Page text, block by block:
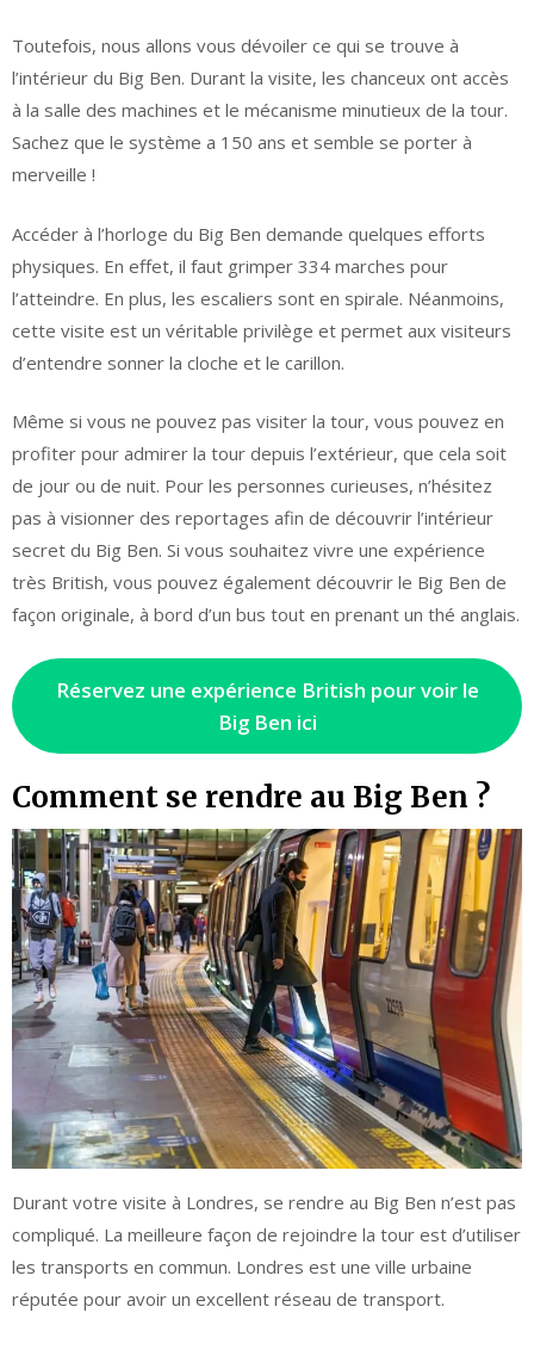
Toutefois, nous allons vous dévoiler ce qui se trouve à
l’intérieur du Big Ben. Durant la visite, les chanceux ont accès
à la salle des machines et le mécanisme minutieux de la tour.
Sachez que le système a 150 ans et semble se porter à
merveille !
Accéder à l’horloge du Big Ben demande quelques efforts
physiques. En effet, il faut grimper 334 marches pour
l’atteindre. En plus, les escaliers sont en spirale. Néanmoins,
cette visite est un véritable privilège et permet aux visiteurs
d’entendre sonner la cloche et le carillon.
Même si vous ne pouvez pas visiter la tour, vous pouvez en
profiter pour admirer la tour depuis l’extérieur, que cela soit
de jour ou de nuit. Pour les personnes curieuses, n’hésitez
pas à visionner des reportages afin de découvrir l’intérieur
secret du Big Ben. Si vous souhaitez vivre une expérience
très British, vous pouvez également découvrir le Big Ben de
façon originale, à bord d’un bus tout en prenant un thé anglais.
Réservez une expérience British pour voir le
Big Ben ici
Comment se rendre au Big Ben ?
Durant votre visite à Londres, se rendre au Big Ben n’est pas
compliqué. La meilleure façon de rejoindre la tour est d’utiliser
les transports en commun. Londres est une ville urbaine
réputée pour avoir un excellent réseau de transport.